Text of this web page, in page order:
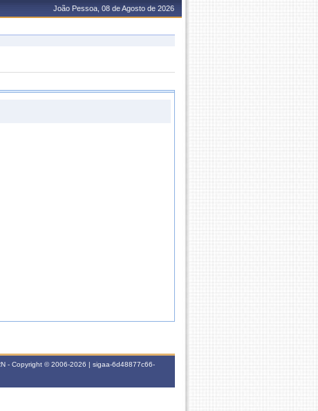
João Pessoa, 08 de Agosto de 2026
- Copyright © 2006-2026 | sigaa-6d48877c66-